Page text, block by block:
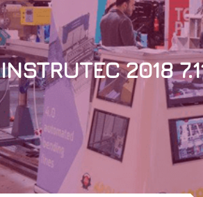
INSTRUTEC 2018